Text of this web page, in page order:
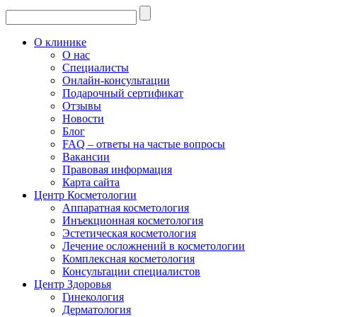
О клинике
О нас
Специалисты
Онлайн-консультации
Подарочный сертификат
Отзывы
Новости
Блог
FAQ – ответы на частые вопросы
Вакансии
Правовая информация
Карта сайта
Центр Косметологии
Аппаратная косметология
Инъекционная косметология
Эстетическая косметология
Лечение осложнений в косметологии
Комплексная косметология
Консультации специалистов
Центр Здоровья
Гинекология
Дерматология